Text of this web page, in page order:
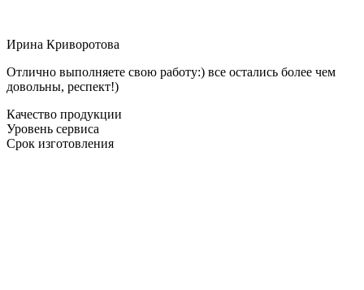
Ирина Криворотова
Отлично выполняете свою работу:) все остались более чем
довольны, респект!)
Качество продукции
Уровень сервиса
Срок изготовления